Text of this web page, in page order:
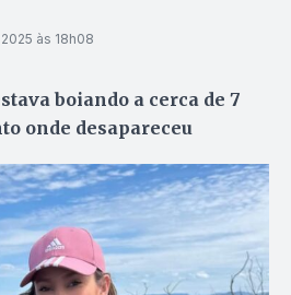
às 18h08
boiando a cerca de 7
onde desapareceu